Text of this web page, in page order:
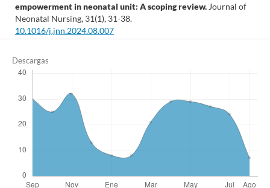
empowerment in neonatal unit: A scoping review. Journal of
Neonatal Nursing, 31(1), 31-38.
10.1016/j.jnn.2024.08.007
Pino-Rivera P.A.
INFANTS IN THE NEONATAL INTENSIVE CARE UNIT.
Enfermeria, 30.
10.29393/CE30-24VPPS60024
Osteopenia of prematurity and associated nutritional
Descargas